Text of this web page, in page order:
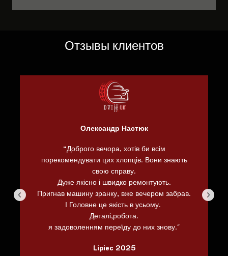
Отзывы клиентов
Олександр Настюк
“Доброго вечора, хотів би всім
порекомендувати цих хлопців. Вони знають
свою справу.
Дуже якісно і швидко ремонтують.
Пригнав машину зранку, вже вечером забрав.
І Головне це якість в усьому.
Деталі,робота.
я задоволенням переїду до них знову."
Lipiec 2025